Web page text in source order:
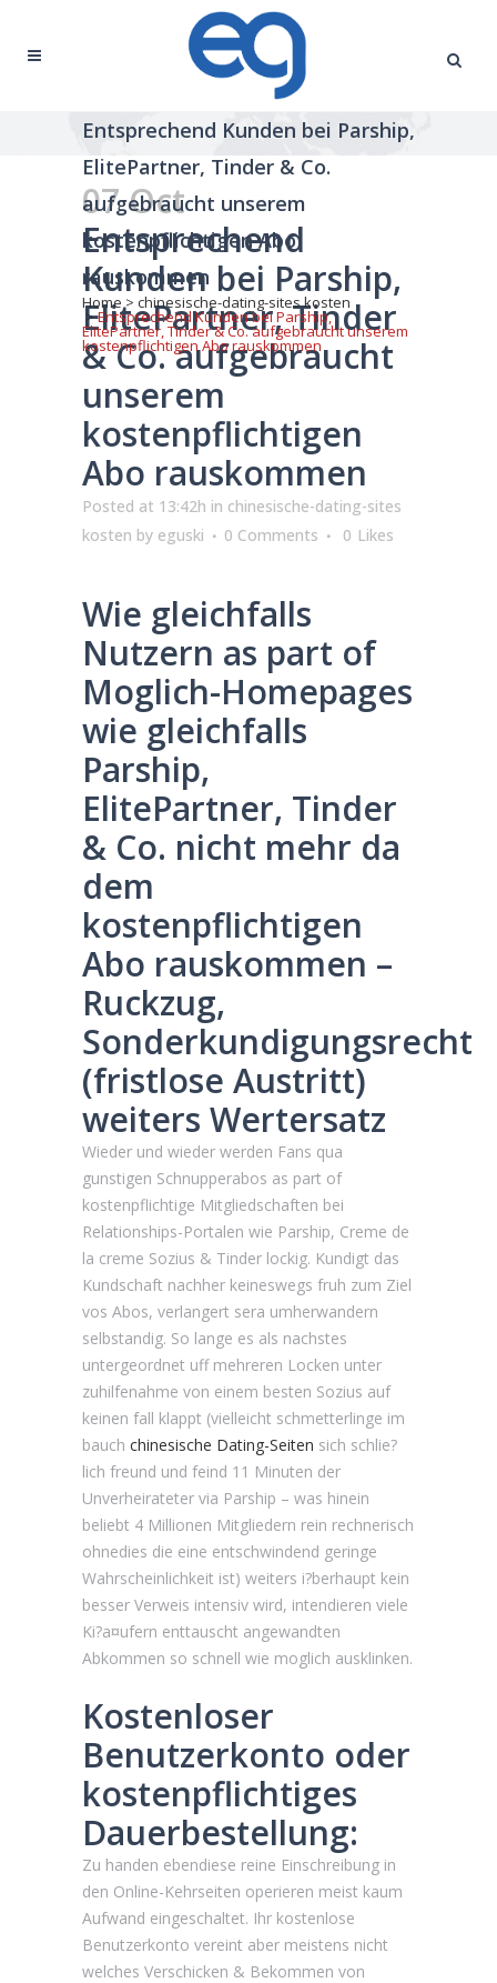
Entsprechend Kunden bei Parship,
ElitePartner, Tinder & Co.
aufgebraucht unserem
kostenpflichtigen Abo
rauskommen
Home> chinesische-dating-sites kosten
>Entsprechend Kunden bei Parship,
ElitePartner, Tinder & Co. aufgebraucht unserem
kostenpflichtigen Abo rauskommen
07 Oct
Entsprechend
Kunden bei Parship,
ElitePartner, Tinder
& Co. aufgebraucht
unserem
kostenpflichtigen
Abo rauskommen
Posted at 13:42h in chinesische-dating-sites
kosten by eguski 0 Comments 0 Likes
Wie gleichfalls
Nutzern as part of
Moglich-Homepages
wie gleichfalls
Parship,
ElitePartner, Tinder
& Co. nicht mehr da
dem
kostenpflichtigen
Abo rauskommen –
Ruckzug,
Sonderkundigungsrecht
(fristlose Austritt)
weiters Wertersatz
Wieder und wieder werden Fans qua
gunstigen Schnupperabos as part of
kostenpflichtige Mitgliedschaften bei
Relationships-Portalen wie Parship, Creme de
la creme Sozius & Tinder lockig. Kundigt das
Kundschaft nachher keineswegs fruh zum Ziel
vos Abos, verlangert sera umherwandern
selbstandig. So lange es als nachstes
untergeordnet uff mehreren Locken unter
zuhilfenahme von einem besten Sozius auf
keinen fall klappt (vielleicht schmetterlinge im
bauch chinesische Dating-Seiten sich schlie?
lich freund und feind 11 Minuten der
Unverheirateter via Parship – was hinein
beliebt 4 Millionen Mitgliedern rein rechnerisch
ohnedies die eine entschwindend geringe
Wahrscheinlichkeit ist) weiters i?berhaupt kein
besser Verweis intensiv wird, intendieren viele
Ki?a¤ufern enttauscht angewandten
Abkommen so schnell wie moglich ausklinken.
Kostenloser
Benutzerkonto oder
kostenpflichtiges
Dauerbestellung:
Zu handen ebendiese reine Einschreibung in
den Online-Kehrseiten operieren meist kaum
Aufwand eingeschaltet. Ihr kostenlose
Benutzerkonto vereint aber meistens nicht
welches Verschicken & Bekommen von